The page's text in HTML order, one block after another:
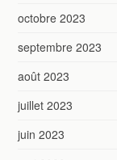
octobre 2023
septembre 2023
août 2023
juillet 2023
juin 2023